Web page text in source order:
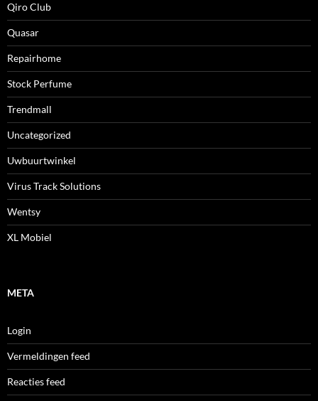
Qiro Club
Quasar
Repairhome
Stock Perfume
Trendmall
Uncategorized
Uwbuurtwinkel
Virus Track Solutions
Wentsy
XL Mobiel
META
Login
Vermeldingen feed
Reacties feed